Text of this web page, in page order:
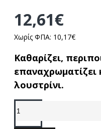
12,61€
Χωρίς ΦΠΑ: 10,17€
Καθαρίζει,
επαναχρωματίζει
λουστρίνι.